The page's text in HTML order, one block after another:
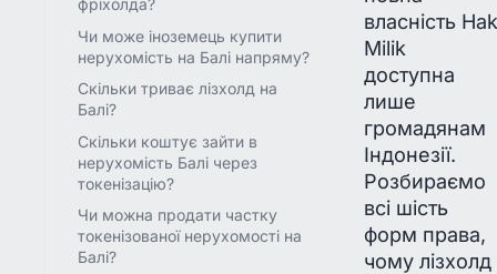
фріхолда?
Чи може іноземець купити
нерухомість на Балі напряму?
Скільки триває лізхолд на
Балі?
Скільки коштує зайти в
нерухомість Балі через
токенізацію?
Чи можна продати частку
токенізованої нерухомості на
Балі?
власність Hak
Milik
доступна
лише
громадянам
Індонезії.
Розбираємо
всі шість
форм права,
чому лізхолд